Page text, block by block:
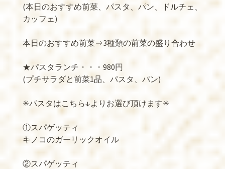
(本日のおすすめ前菜、パスタ、パン、ドルチェ、
カッフェ)
本日のおすすめ前菜⇒3種類の前菜の盛り合わせ
★パスタランチ・・・980円
(プチサラダと前菜1品、パスタ、パン)
✳︎パスタはこちら↓よりお選び頂けます✳︎
①スパゲッティ
キノコのガーリックオイル
②スパゲッティ